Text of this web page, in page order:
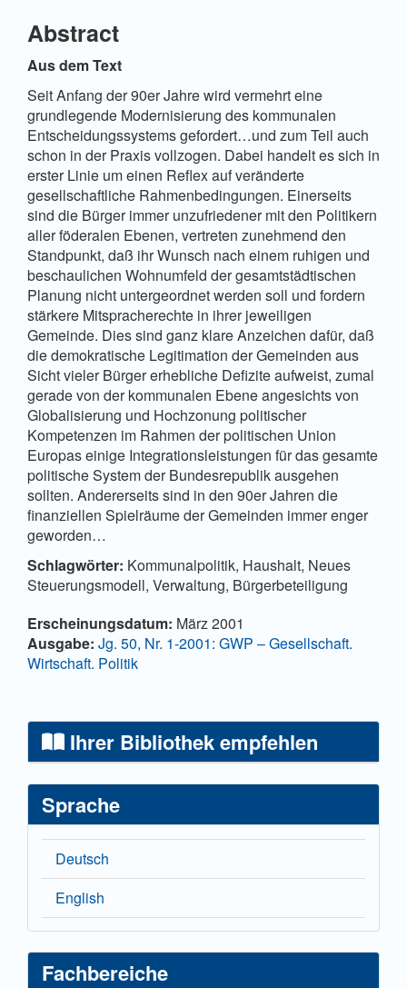
Abstract
Aus dem Text
Seit Anfang der 90er Jahre wird vermehrt eine
grundlegende Modernisierung des kommunalen
Entscheidungssystems gefordert…und zum Teil auch
schon in der Praxis vollzogen. Dabei handelt es sich in
erster Linie um einen Reflex auf veränderte
gesellschaftliche Rahmenbedingungen. Einerseits
sind die Bürger immer unzufriedener mit den Politikern
aller föderalen Ebenen, vertreten zunehmend den
Standpunkt, daß ihr Wunsch nach einem ruhigen und
beschaulichen Wohnumfeld der gesamtstädtischen
Planung nicht untergeordnet werden soll und fordern
stärkere Mitspracherechte in ihrer jeweiligen
Gemeinde. Dies sind ganz klare Anzeichen dafür, daß
die demokratische Legitimation der Gemeinden aus
Sicht vieler Bürger erhebliche Defizite aufweist, zumal
gerade von der kommunalen Ebene angesichts von
Globalisierung und Hochzonung politischer
Kompetenzen im Rahmen der politischen Union
Europas einige Integrationsleistungen für das gesamte
politische System der Bundesrepublik ausgehen
sollten. Andererseits sind in den 90er Jahren die
finanziellen Spielräume der Gemeinden immer enger
geworden…
Schlagwörter: Kommunalpolitik, Haushalt, Neues
Steuerungsmodell, Verwaltung, Bürgerbeteiligung
Artikel-Details
Erscheinungsdatum: März 2001
Ausgabe: Jg. 50, Nr. 1-2001: GWP – Gesellschaft.
Wirtschaft. Politik
Ihrer Bibliothek empfehlen
Sprache
Deutsch
English
Fachbereiche